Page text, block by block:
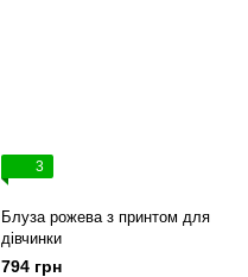
3
Блуза рожева з принтом для
дівчинки
794 грн